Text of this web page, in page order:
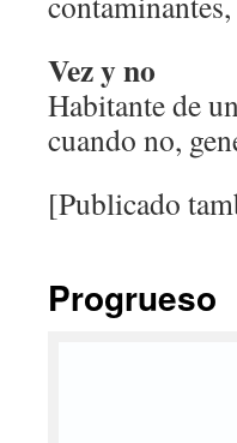
Vez y no
Habitante de
cuando no,
[Publicado
Progrueso